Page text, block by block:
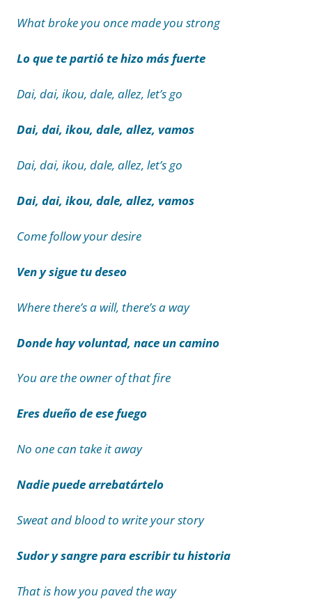
What broke you once made you strong
Lo que te partió te hizo más fuerte
Dai, dai, ikou, dale, allez, let’s go
Dai, dai, ikou, dale, allez, vamos
Dai, dai, ikou, dale, allez, let’s go
Dai, dai, ikou, dale, allez, vamos
Come follow your desire
Ven y sigue tu deseo
Where there’s a will, there’s a way
Donde hay voluntad, nace un camino
You are the owner of that fire
Eres dueño de ese fuego
No one can take it away
Nadie puede arrebatártelo
Sweat and blood to write your story
Sudor y sangre para escribir tu historia
That is how you paved the way